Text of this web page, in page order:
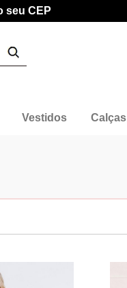
seu CEP
Vestidos Calças